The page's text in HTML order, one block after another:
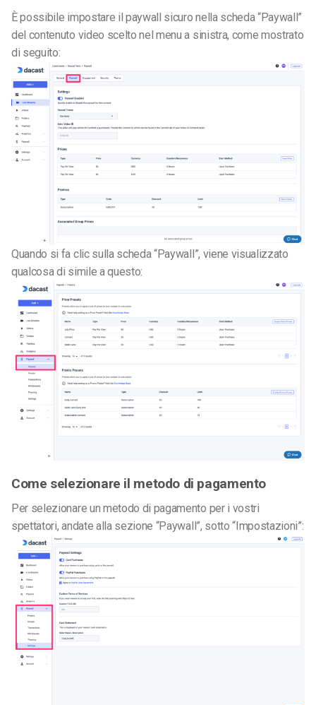
È possibile impostare il paywall sicuro nella scheda “Paywall”
del contenuto video scelto nel menu a sinistra, come mostrato
di seguito:
Quando si fa clic sulla scheda “Paywall”, viene visualizzato
qualcosa di simile a questo:
Come selezionare il metodo di pagamento
Per selezionare un metodo di pagamento per i vostri
spettatori, andate alla sezione “Paywall”, sotto “Impostazioni”: